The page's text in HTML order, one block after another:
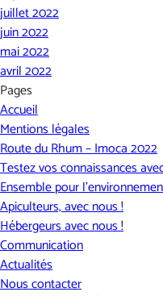
juillet 2022
juin 2022
mai 2022
avril 2022
Pages
Accueil
Mentions légales
Route du Rhum – Imoca 2022
Testez vos connaissances
Ensemble pour
Apiculteurs, avec nous !
Hébergeurs avec nous !
Communication
Actualités
Nous contacter